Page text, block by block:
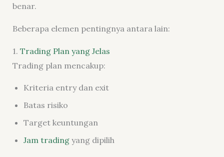
benar.
Beberapa elemen pentingnya antara lain:
1. Trading Plan yang Jelas
Trading plan mencakup:
Kriteria entry dan exit
Batas risiko
Target keuntungan
Jam tradingyang dipilih